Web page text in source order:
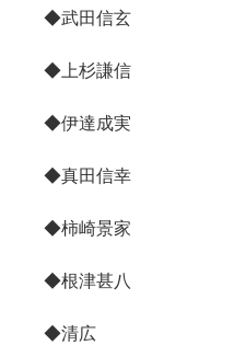
◆武田信玄
◆上杉謙信
◆伊達成実
◆真田信幸
◆柿崎景家
◆根津甚八
◆清広